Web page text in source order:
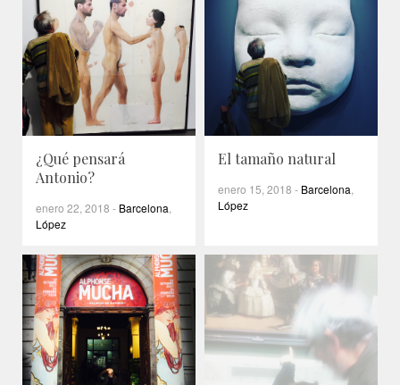
¿Qué pensará
Antonio?
enero 22, 2018 - Barcelona,
López
El tamaño natural
enero 15, 2018 - Barcelona,
López